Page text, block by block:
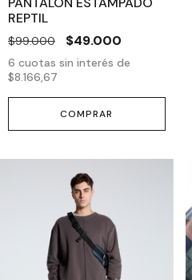
REPTIL
$99.000 $49.000
6 cuotas sin interés de
$8.166,67
COMPRAR